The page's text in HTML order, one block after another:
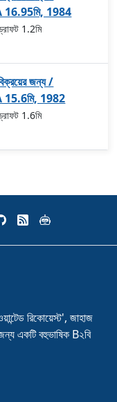
1984
1.2মি
জন্য /
1982
1.6মি
রিকোয়েস্ট', জাহাজ
একটি বহুভাষিক B২বি